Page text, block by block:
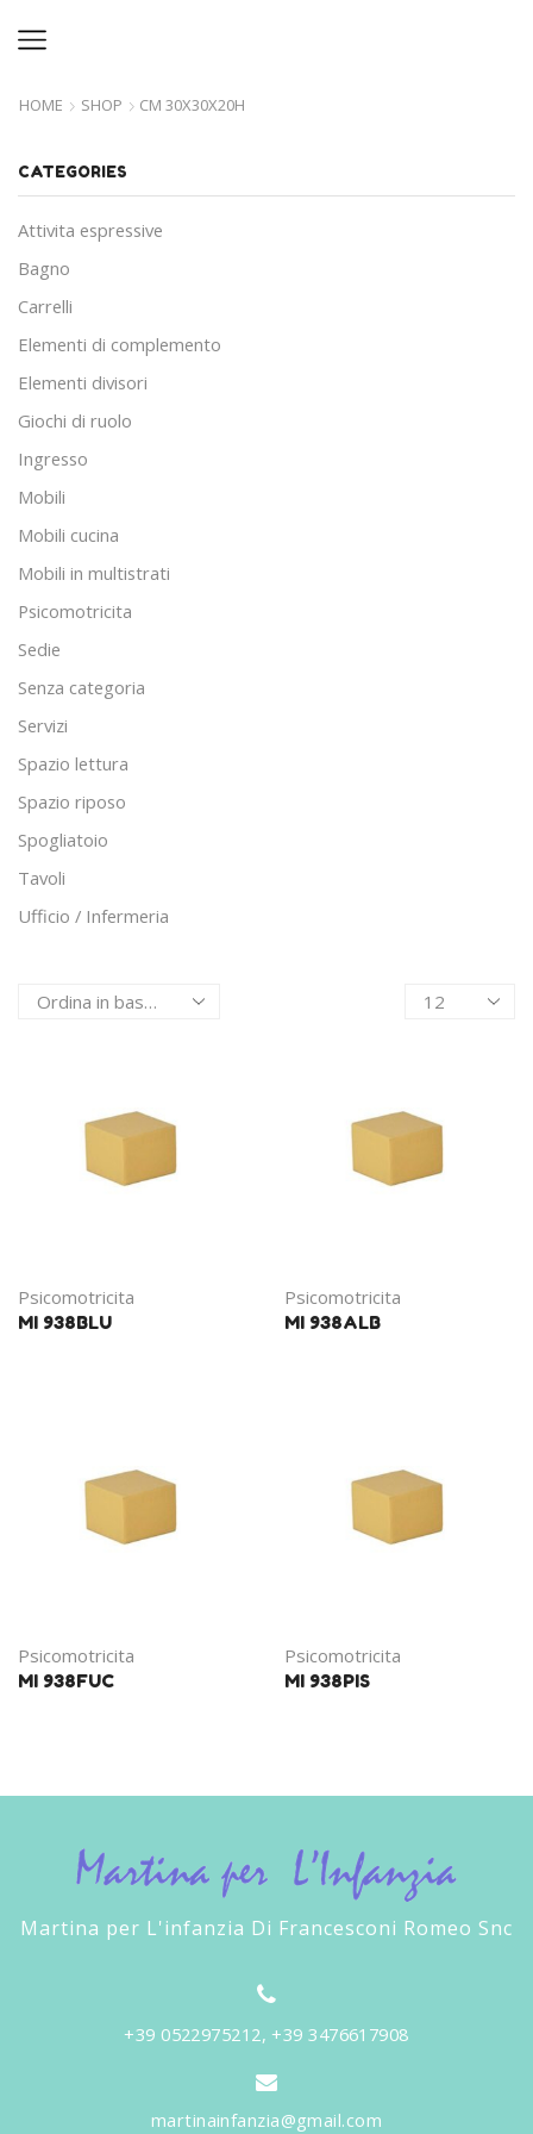
HOME SHOP CM 30X30X20H
Products
Psicomotricita
MI 938BLU
Psicomotricita
MI 938ALB
Psicomotricita
MI 938FUC
Psicomotricita
MI 938PIS
CATEGORIES
Attivita espressive
Bagno
Carrelli
Elementi di complemento
Elementi divisori
Giochi di ruolo
Ingresso
Mobili
Mobili cucina
Mobili in multistrati
Psicomotricita
Sedie
Senza categoria
Servizi
Spazio lettura
Spazio riposo
Spogliatoio
Tavoli
Ufficio / Infermeria
Martina per L'infanzia Di Francesconi Romeo Snc
+39 0522975212, +39 3476617908
martinainfanzia@gmail.com